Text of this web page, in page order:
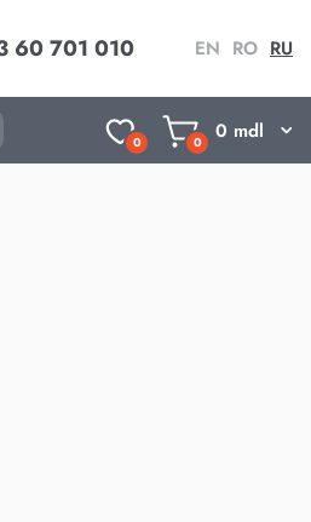
60 701 010 EN RO RU
0 0 0 mdl